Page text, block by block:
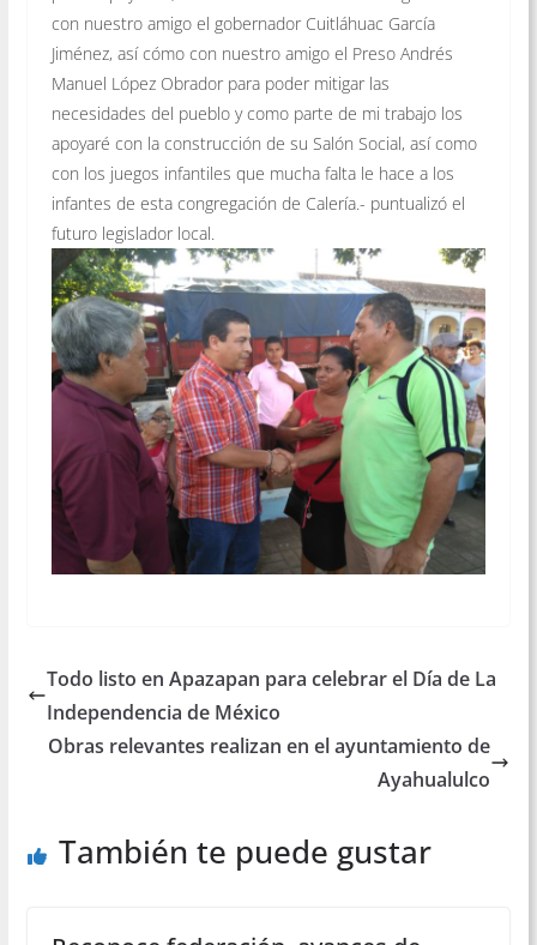
con nuestro amigo el gobernador Cuitláhuac García
Jiménez, así cómo con nuestro amigo el Preso Andrés
Manuel López Obrador para poder mitigar las
necesidades del pueblo y como parte de mi trabajo los
apoyaré con la construcción de su Salón Social, así como
con los juegos infantiles que mucha falta le hace a los
infantes de esta congregación de Calería.- puntualizó el
futuro legislador local.
Todo listo en Apazapan para celebrar el Día de La
Independencia de México
Obras relevantes realizan en el ayuntamiento de
Ayahualulco
También te puede gustar